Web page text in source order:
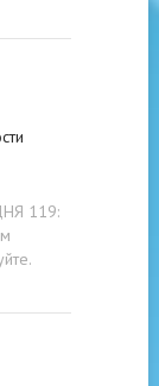
119: